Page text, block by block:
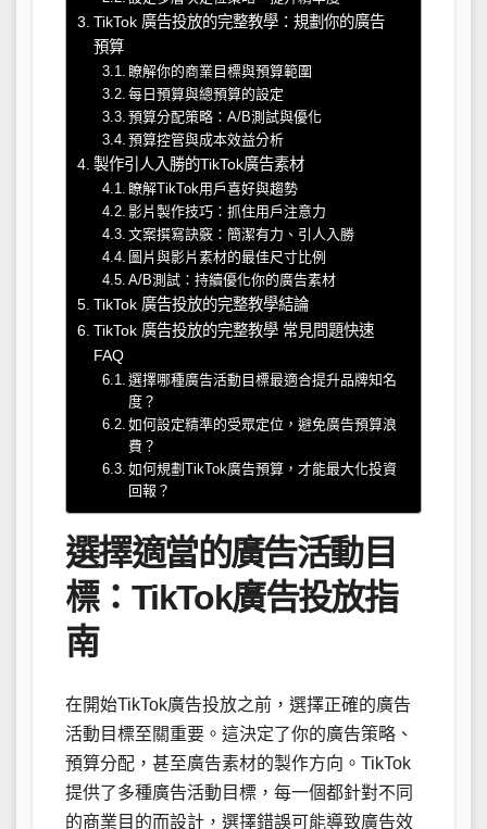
TikTok 廣告投放的完整教學：規劃你的廣告
預算
瞭解你的商業目標與預算範圍
每日預算與總預算的設定
預算分配策略：A/B測試與優化
預算控管與成本效益分析
製作引人入勝的TikTok廣告素材
瞭解TikTok用戶喜好與趨勢
影片製作技巧：抓住用戶注意力
文案撰寫訣竅：簡潔有力、引人入勝
圖片與影片素材的最佳尺寸比例
A/B測試：持續優化你的廣告素材
TikTok 廣告投放的完整教學結論
TikTok 廣告投放的完整教學 常見問題快速
FAQ
選擇哪種廣告活動目標最適合提升品牌知名
度？
如何設定精準的受眾定位，避免廣告預算浪
費？
如何規劃TikTok廣告預算，才能最大化投資
回報？
選擇適當的廣告活動目
標：TikTok廣告投放指
南
在開始TikTok廣告投放之前，選擇正確的廣告
活動目標至關重要。這決定了你的廣告策略、
預算分配，甚至廣告素材的製作方向。TikTok
提供了多種廣告活動目標，每一個都針對不同
的商業目的而設計，選擇錯誤可能導致廣告效